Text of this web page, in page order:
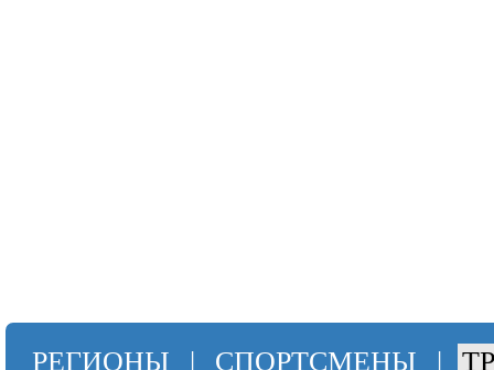
РЕГИОНЫ | СПОРТСМЕНЫ |